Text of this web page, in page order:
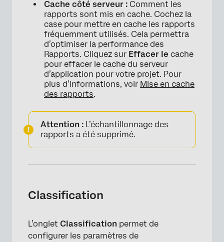
Cache côté serveur : Comment les
rapports sont mis en cache. Cochez la
case pour mettre en cache les rapports
fréquemment utilisés. Cela permettra
d’optimiser la performance des
Rapports. Cliquez sur Effacer le cache
pour effacer le cache du serveur
d’application pour votre projet. Pour
plus d’informations, voir Mise en cache
des rapports.
Attention : L’échantillonnage des
rapports a été supprimé.
Classification
L’onglet Classification permet de
configurer les paramètres de